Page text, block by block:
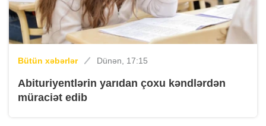
Bütün xəbərlər Dünən, 17:15
Abituriyentlərin yarıdan çoxu kəndlərdən
müraciət edib